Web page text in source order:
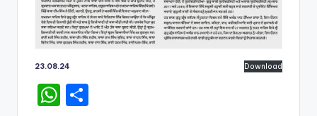
23.08.24 Download
W